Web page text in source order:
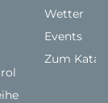
Wetter
Events
Zum